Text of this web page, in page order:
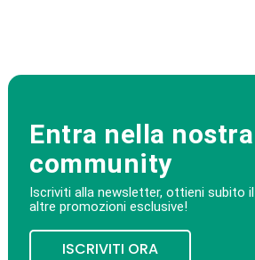
Entra nella nostra
community
Iscriviti alla newsletter, ottieni subito il
altre promozioni esclusive!
ISCRIVITI ORA